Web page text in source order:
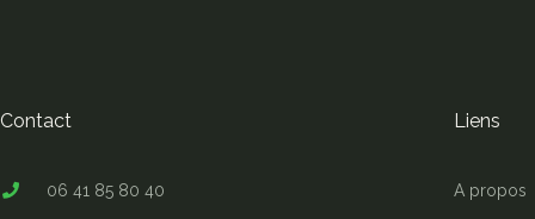
Contact
06 41 85 80 40
Liens
A propos